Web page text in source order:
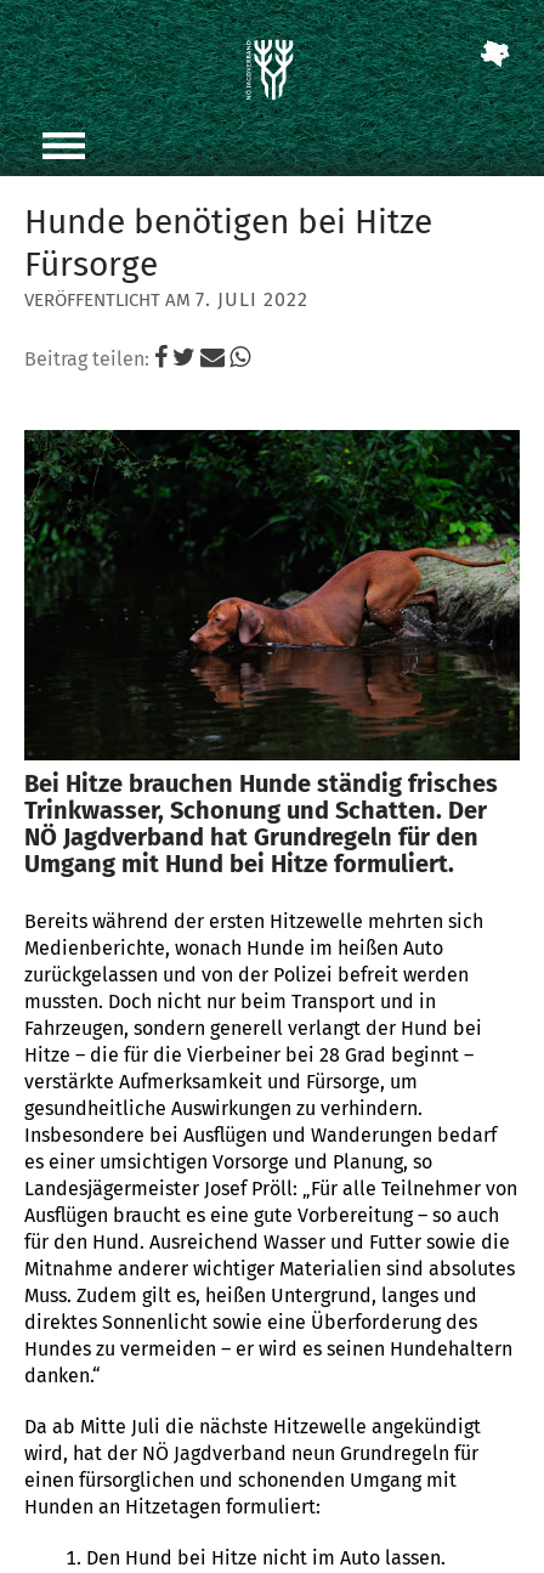
Hunde benötigen bei Hitze
Fürsorge
7. JULI 2022
Beitrag teilen:
Bei Hitze brauchen Hunde ständig frisches
Trinkwasser, Schonung und Schatten. Der
NÖ Jagdverband hat Grundregeln für den
Umgang mit Hund bei Hitze formuliert.
Bereits während der ersten Hitzewelle mehrten sich
Medienberichte, wonach Hunde im heißen Auto
zurückgelassen und von der Polizei befreit werden
mussten. Doch nicht nur beim Transport und in
Fahrzeugen, sondern generell verlangt der Hund bei
Hitze – die für die Vierbeiner bei 28 Grad beginnt –
verstärkte Aufmerksamkeit und Fürsorge, um
gesundheitliche Auswirkungen zu verhindern.
Insbesondere bei Ausflügen und Wanderungen bedarf
es einer umsichtigen Vorsorge und Planung, so
Landesjägermeister Josef Pröll: „Für alle Teilnehmer von
Ausflügen braucht es eine gute Vorbereitung – so auch
für den Hund. Ausreichend Wasser und Futter sowie die
Mitnahme anderer wichtiger Materialien sind absolutes
Muss. Zudem gilt es, heißen Untergrund, langes und
direktes Sonnenlicht sowie eine Überforderung des
Hundes zu vermeiden – er wird es seinen Hundehaltern
danken.“
Da ab Mitte Juli die nächste Hitzewelle angekündigt
wird, hat der NÖ Jagdverband neun Grundregeln für
einen fürsorglichen und schonenden Umgang mit
Hunden an Hitzetagen formuliert:
Den Hund bei Hitze nicht im Auto lassen.